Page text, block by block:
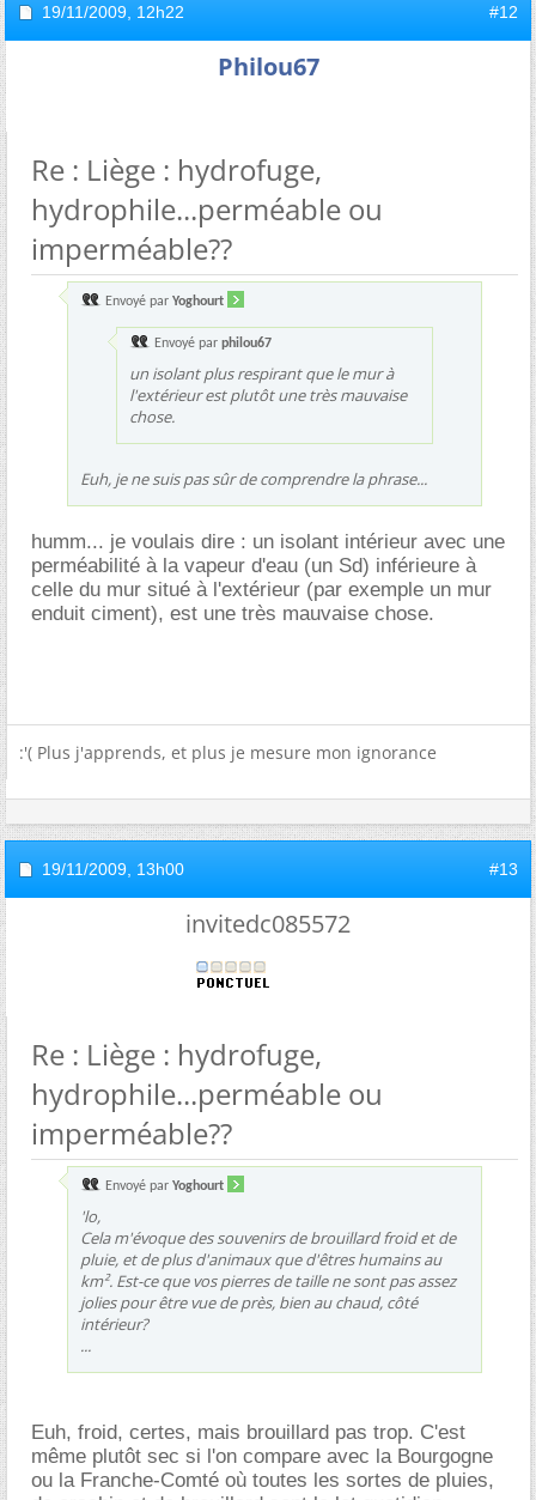
19/11/2009, 12h22 #12
Philou67
Re : Liège : hydrofuge,
hydrophile...perméable ou
imperméable??
Envoyé par Yoghourt
Envoyé par philou67
un isolant plus respirant que le mur à
l'extérieur est plutôt une très mauvaise
chose.
Euh, je ne suis pas sûr de comprendre la phrase...
humm... je voulais dire : un isolant intérieur avec une
perméabilité à la vapeur d'eau (un Sd) inférieure à
celle du mur situé à l'extérieur (par exemple un mur
enduit ciment), est une très mauvaise chose.
:'( Plus j'apprends, et plus je mesure mon ignorance
19/11/2009, 13h00 #13
invitedc085572
Re : Liège : hydrofuge,
hydrophile...perméable ou
imperméable??
Envoyé par Yoghourt
'lo,
Cela m'évoque des souvenirs de brouillard froid et de
pluie, et de plus d'animaux que d'êtres humains au
km². Est-ce que vos pierres de taille ne sont pas assez
jolies pour être vue de près, bien au chaud, côté
intérieur?
...
Euh, froid, certes, mais brouillard pas trop. C'est
même plutôt sec si l'on compare avec la Bourgogne
ou la Franche-Comté où toutes les sortes de pluies,